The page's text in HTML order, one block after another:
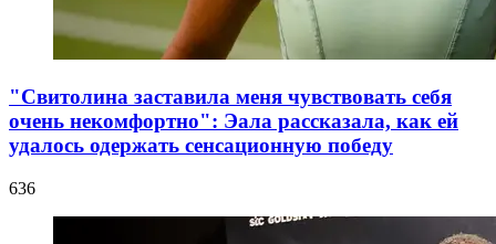
"Свитолина заставила меня чувствовать себя
очень некомфортно": Эала рассказала, как ей
удалось одержать сенсационную победу
636